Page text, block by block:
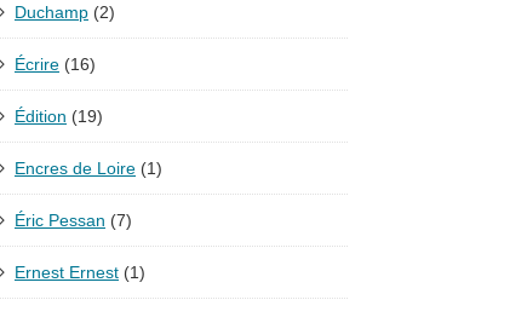
Duchamp (2)
Écrire (16)
Édition (19)
Encres de Loire (1)
Éric Pessan (7)
Ernest Ernest (1)